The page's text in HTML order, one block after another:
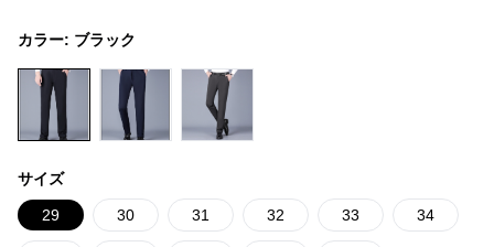
カラー: ブラック
サイズ
29 30 31 32 33 34